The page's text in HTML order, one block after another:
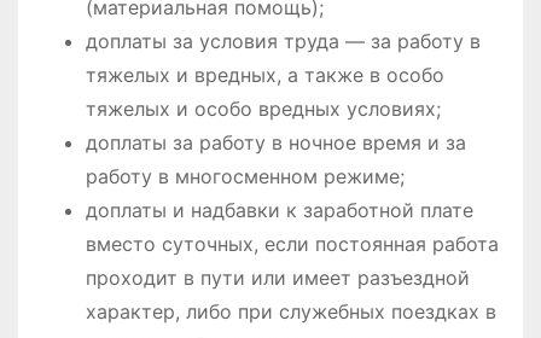
(материальная помощь);
доплаты за условия труда — за работу в
тяжелых и вредных, а также в особо
тяжелых и особо вредных условиях;
доплаты за работу в ночное время и за
работу в многосменном режиме;
доплаты и надбавки к заработной плате
вместо суточных, если постоянная работа
проходит в пути или имеет разъездной
характер, либо при служебных поездках в